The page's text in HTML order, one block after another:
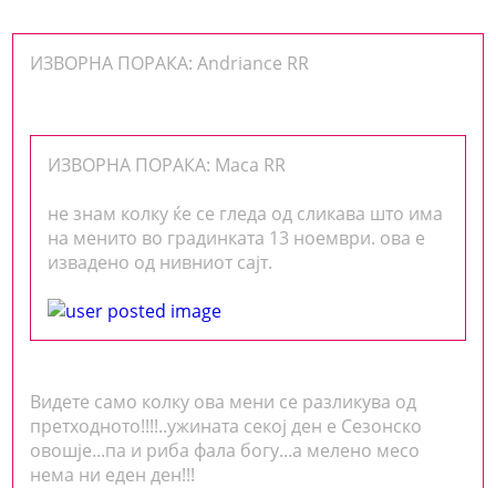
ИЗВОРНА ПОРАКА: Andriance RR
ИЗВОРНА ПОРАКА: Maca RR
не знам колку ќе се гледа од сликава што има
на менито во градинката 13 ноември. ова е
извадено од нивниот сајт.
Видете само колку ова мени се разликува од
претходното!!!!..ужината секој ден е Сезонско
овошје...па и риба фала богу...а мелено месо
нема ни еден ден!!!